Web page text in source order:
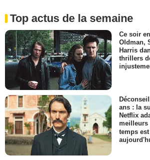
Top actus de la semaine
Ce soir
Oldman,
Harris
thrillers
ans : la
Netflix
meilleurs
temps